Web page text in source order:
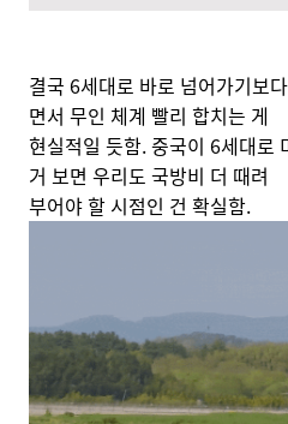
결국 6세대로 바로 넘어가기보
면서 무인 체계 빨리 합치는 게
현실적일 듯함. 중국이 6세대로
거 보면 우리도 국방비 더 때려
부어야 할 시점인 건 확실함.